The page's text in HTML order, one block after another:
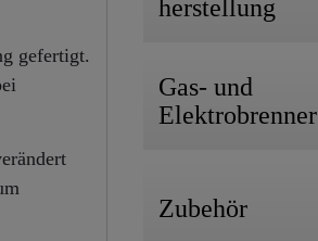
gefertigt.
herstellung
Gas- und
Elektrobrenner
Zubehör